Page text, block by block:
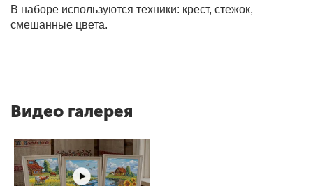
В наборе используются техники: крест, стежок,
смешанные цвета.
Видео галерея